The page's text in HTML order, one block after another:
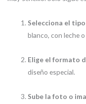
Selecciona el
blanco, con leche
Elige el formato
diseño especial.
Sube la foto o